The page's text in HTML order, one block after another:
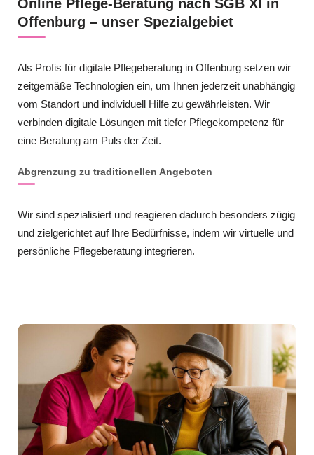
Online Pflege-Beratung nach SGB XI in
Offenburg – unser Spezialgebiet
Als Profis für digitale Pflegeberatung in Offenburg setzen wir
zeitgemäße Technologien ein, um Ihnen jederzeit unabhängig
vom Standort und individuell Hilfe zu gewährleisten. Wir
verbinden digitale Lösungen mit tiefer Pflegekompetenz für
eine Beratung am Puls der Zeit.
Abgrenzung zu traditionellen Angeboten
Wir sind spezialisiert und reagieren dadurch besonders zügig
und zielgerichtet auf Ihre Bedürfnisse, indem wir virtuelle und
persönliche Pflegeberatung integrieren.